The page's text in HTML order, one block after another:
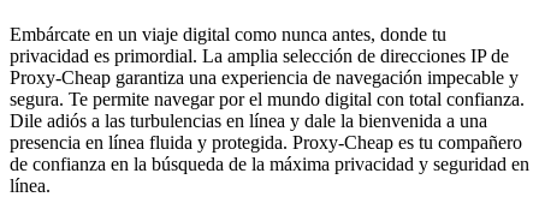
Embárcate en un viaje digital como nunca antes, donde tu
privacidad es primordial. La amplia selección de direcciones IP de
Proxy-Cheap garantiza una experiencia de navegación impecable y
segura. Te permite navegar por el mundo digital con total confianza.
Dile adiós a las turbulencias en línea y dale la bienvenida a una
presencia en línea fluida y protegida. Proxy-Cheap es tu compañero
de confianza en la búsqueda de la máxima privacidad y seguridad en
línea.